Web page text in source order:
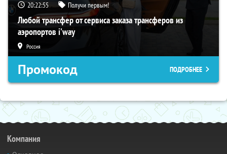
20:22:54 Получи первым!
Любой трансфер от сервиса заказа трансферов из
аэропортов i'way
Россия
Промокод ПОДРОБНЕЕ
Компания